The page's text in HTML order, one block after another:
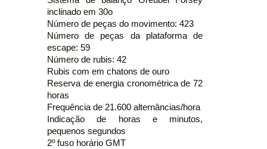
inclinado em 30o
Número de peças do movimento: 423
Número de peças da plataforma de
escape: 59
Número de rubis: 42
Rubis com em chatons de ouro
Reserva de energia cronométrica de 72
horas
Frequência de 21.600 alternâncias/hora
Indicação de horas e minutos,
pequenos segundos
2º fuso horário GMT